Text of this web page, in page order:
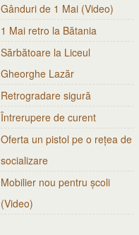
Gânduri de 1 Mai (Video)
1 Mai retro la Bătania
Sărbătoare la Liceul
Gheorghe Lazăr
Retrogradare sigură
Întrerupere de curent
Oferta un pistol pe o rețea de
socializare
Mobilier nou pentru școli
(Video)